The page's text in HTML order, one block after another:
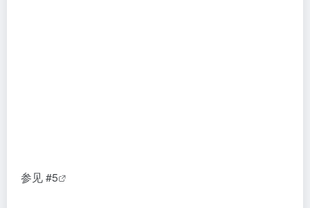
参见 #5